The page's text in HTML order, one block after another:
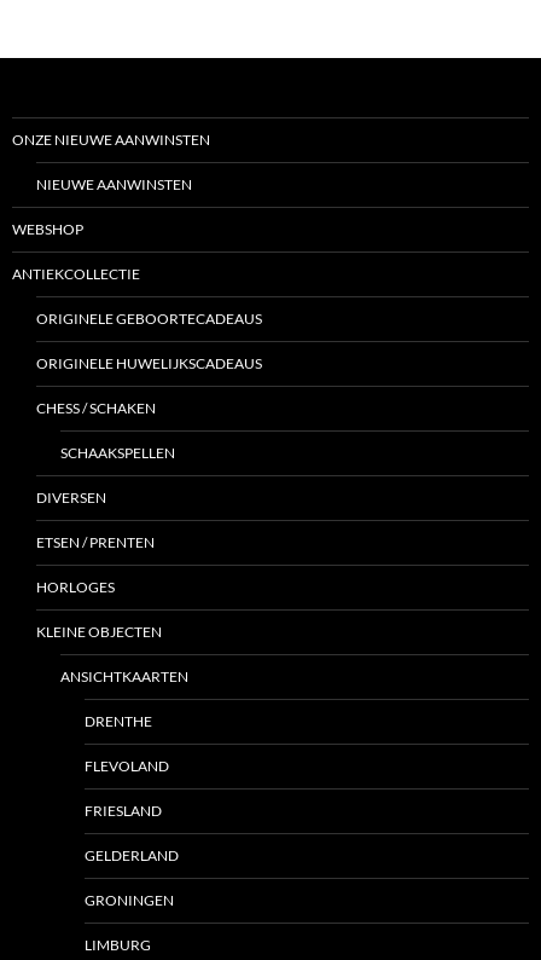
ONZE NIEUWE AANWINSTEN
NIEUWE AANWINSTEN
WEBSHOP
ANTIEKCOLLECTIE
ORIGINELE GEBOORTECADEAUS
ORIGINELE HUWELIJKSCADEAUS
CHESS / SCHAKEN
SCHAAKSPELLEN
DIVERSEN
ETSEN / PRENTEN
HORLOGES
KLEINE OBJECTEN
ANSICHTKAARTEN
DRENTHE
FLEVOLAND
FRIESLAND
GELDERLAND
GRONINGEN
LIMBURG